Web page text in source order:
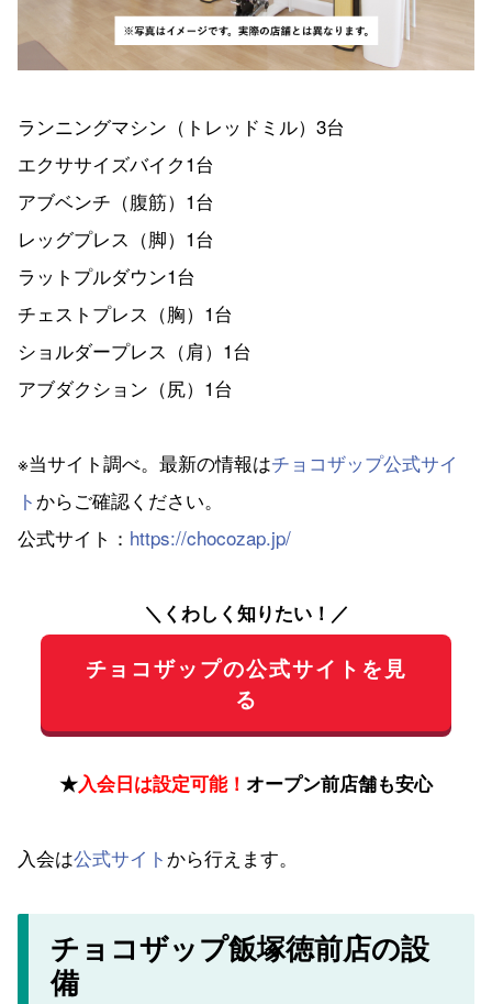
ランニングマシン（トレッドミル）3台
エクササイズバイク1台
アブベンチ（腹筋）1台
レッグプレス（脚）1台
ラットプルダウン1台
チェストプレス（胸）1台
ショルダープレス（肩）1台
アブダクション（尻）1台
※当サイト調べ。最新の情報はチョコザップ公式サイ
ト からご確認ください。
公式サイト： https://chocozap.jp/
＼くわしく知りたい！／
チョコザップの公式サイトを見
る
★入会日は設定可能！ オープン前店舗も安心
入会は公式サイト から行えます。
チョコザップ飯塚徳前店の設
備